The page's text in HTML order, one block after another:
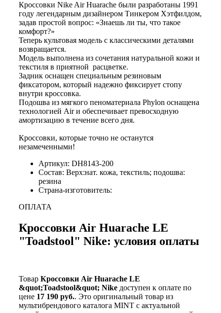
Кроссовки Nike Air Huarache были разработаны 1991
году легендарным дизайнером Тинкером Хэтфилдом,
задав простой вопрос: «Знаешь ли ты, что такое
комфорт?»
Теперь культовая модель с классическими деталями
возвращается.
Модель выполнена из сочетания натуральной кожи и
текстиля в приятной расцветке.
Задник оснащен специальным резиновым
фиксатором, который надежно фиксирует стопу
внутри кроссовка.
Подошва из мягкого пеноматериала Phylon оснащена
технологией Air и обеспечивает превосходную
амортизацию в течение всего дня.
Кроссовки, которые точно не останутся
незамеченными!
Артикул: DH8143-200
Состав: Верх:нат. кожа, текстиль; подошва:
резина
Страна-изготовитель:
ОПЛАТА
Кроссовки Air Huarache LE
"Toadstool" Nike: условия оплаты
Товар Кроссовки Air Huarache LE
&quot;Toadstool&quot; Nike доступен к оплате по
цене 17 190 руб.. Это оригинальный товар из
мультибрендового каталога MINT с актуальной